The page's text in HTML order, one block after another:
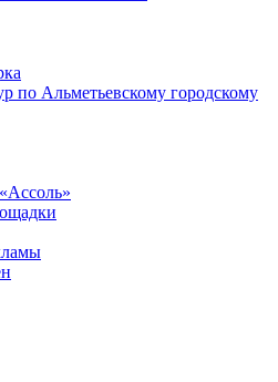
по Альметьевскому городскому